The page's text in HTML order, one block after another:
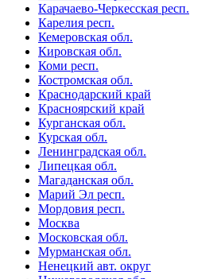
Карачаево-Черкесская респ.
Карелия респ.
Кемеровская обл.
Кировская обл.
Коми респ.
Костромская обл.
Краснодарский край
Красноярский край
Курганская обл.
Курская обл.
Ленинградская обл.
Липецкая обл.
Магаданская обл.
Марий Эл респ.
Мордовия респ.
Москва
Московская обл.
Мурманская обл.
Ненецкий авт. округ